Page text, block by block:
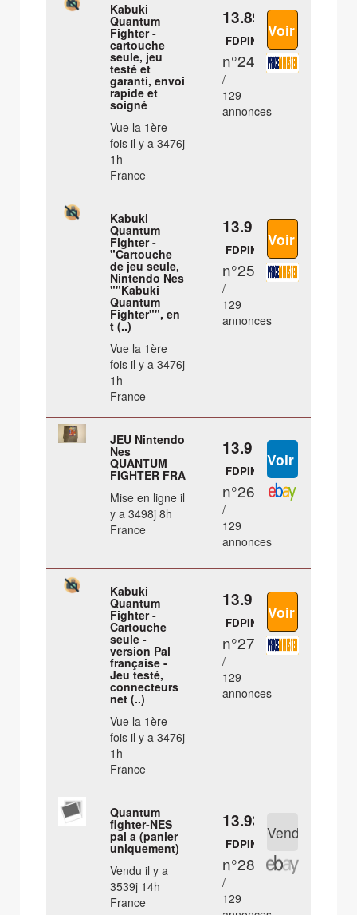
Kabuki
Quantum
Fighter -
cartouche
seule, jeu
testé et
garanti, envoi
rapide et
soigné
Vue la 1ère
fois il y a 3476j
1h
France
13.89 €
FDPIN
n°24
/
129
annonces
Kabuki
Quantum
Fighter -
"Cartouche
de jeu seule,
Nintendo Nes
""Kabuki
Quantum
Fighter"", en
t (..)
Vue la 1ère
fois il y a 3476j
1h
France
13.9 €
FDPIN
n°25
/
129
annonces
JEU Nintendo
Nes
QUANTUM
FIGHTER FRA
Mise en ligne il
y a 3498j 8h
France
13.9 €
FDPIN
n°26
/
129
annonces
Kabuki
Quantum
Fighter -
Cartouche
seule -
version Pal
française -
Jeu testé,
connecteurs
net (..)
Vue la 1ère
fois il y a 3476j
1h
France
13.9 €
FDPIN
n°27
/
129
annonces
Quantum
fighter-NES
pal a (panier
uniquement)
Vendu il y a
3539j 14h
France
13.93 €
FDPIN
n°28
/
129